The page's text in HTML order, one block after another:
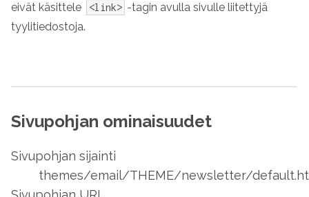
eivät käsittele
<link> -tagin avulla sivulle liitettyjä
tyylitiedostoja.
Sivupohjan ominaisuudet
Sivupohjan sijainti
themes/email/THEME/newsletter/